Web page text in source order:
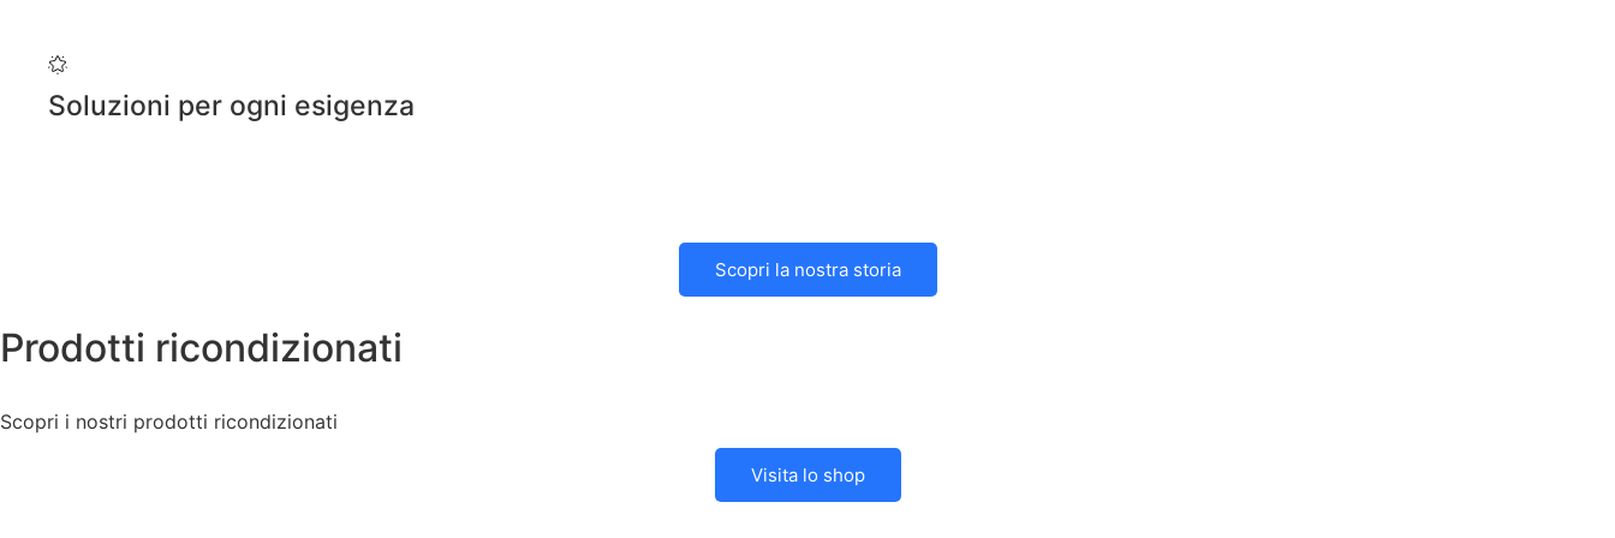
Soluzioni per ogni esigenza
Scopri la nostra storia
Prodotti ricondizionati
Scopri i nostri prodotti ricondizionati
Visita lo shop